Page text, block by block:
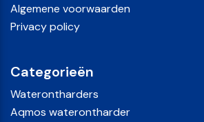
Algemene voorwaarden
Privacy policy
Categorieën
Waterontharders
Aqmos waterontharder